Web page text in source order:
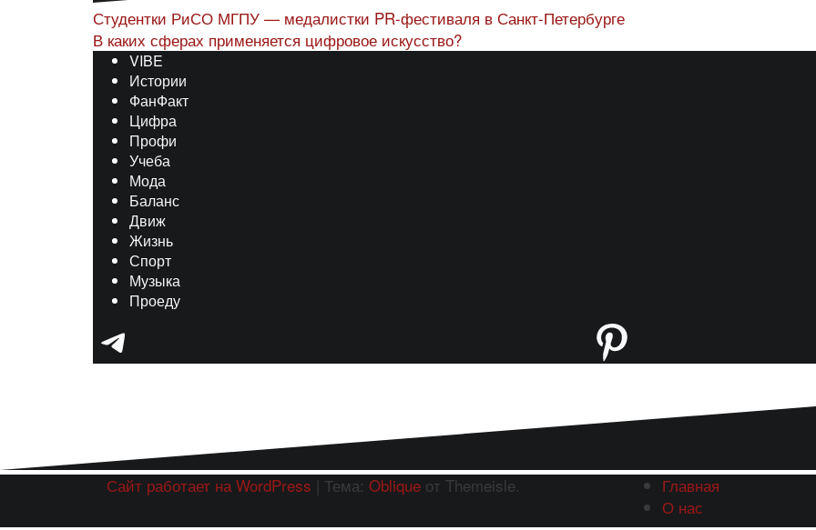
Навигация
по
записям
Студентки РиСО МГПУ — медалистки PR-фестиваля в Санкт-Петербурге
В каких сферах применяется цифровое искусство?
VIBE
Истории
ФанФакт
Цифра
Профи
Учеба
Мода
Баланс
Движ
Жизнь
Спорт
Музыка
Проеду
Telegram Pinterest
Сайт работает на WordPress | Тема: Oblique от Themeisle.
Главная
О нас